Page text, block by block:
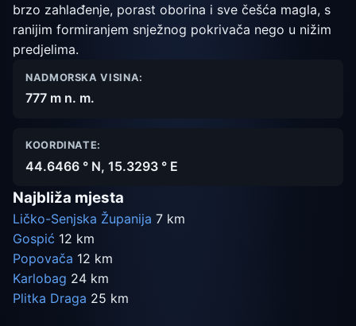
brzo zahlađenje, porast oborina i sve češća magla, s
ranijim formiranjem snježnog pokrivača nego u nižim
predjelima.
NADMORSKA VISINA:
777 m n. m.
KOORDINATE:
44.6466 ° N, 15.3293 ° E
Najbliža mjesta
Ličko-Senjska Županija 7 km
Gospić 12 km
Popovača 12 km
Karlobag 24 km
Plitka Draga 25 km